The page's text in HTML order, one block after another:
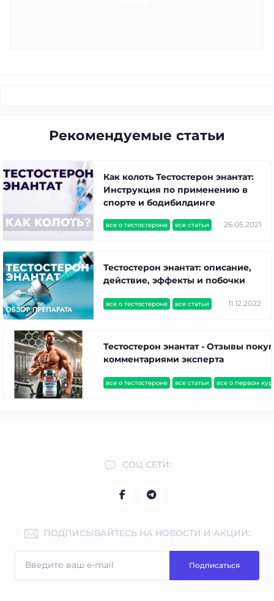
Рекомендуемые статьи
все о тестостероне все статьи 26.05.2021
Как колоть Тестостерон энантат:
Инструкция по применению в
спорте и бодибилдинге
все о тестостероне все статьи 11.12.2022
Тестостерон энантат: описание,
действие, эффекты и побочки
все о тестостероне все статьи все о первом
Тестостерон энантат - Отзывы
комментариями эксперта
СОЦ СЕТИ:
ПОДПИСЫВАЙТЕСЬ НА НОВОСТИ И АКЦИИ:
Подписаться